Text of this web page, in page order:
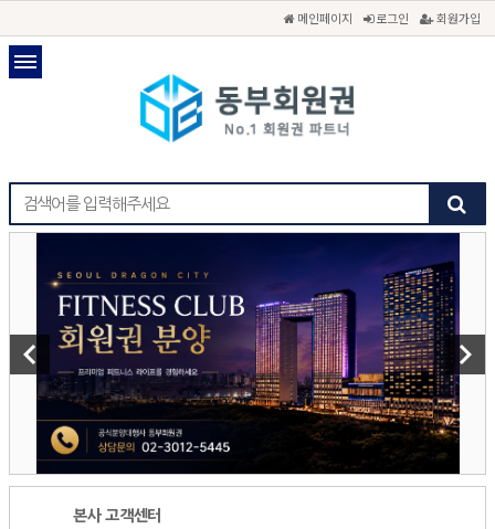
메인페이지 로그인 회원가입
keyboard_arrow_left keyboard_arrow_right
본사 고객센터